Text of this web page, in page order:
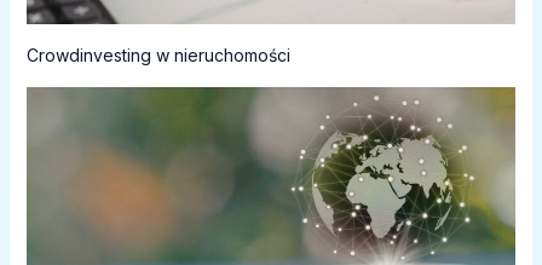
Crowdinvesting w nieruchomości